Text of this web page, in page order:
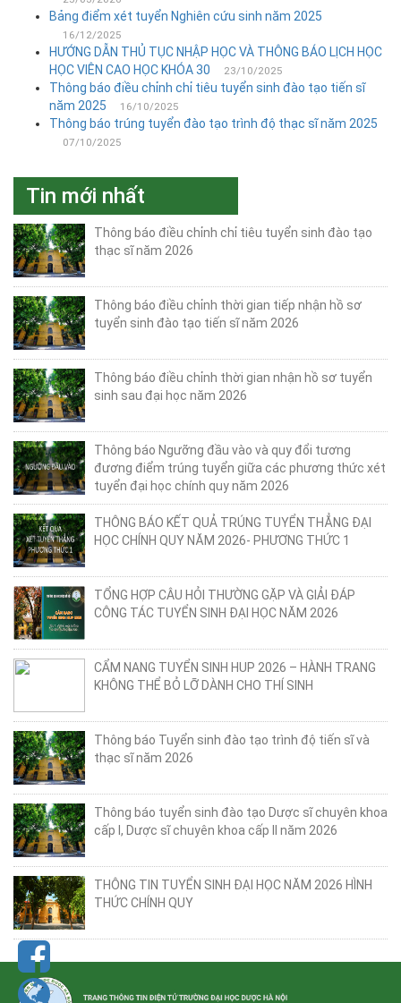
Bảng điểm xét tuyển Nghiên cứu sinh năm 2025
16/12/2025
HƯỚNG DẪN THỦ TỤC NHẬP HỌC VÀ THÔNG BÁO LỊCH HỌC
HỌC VIÊN CAO HỌC KHÓA 30
23/10/2025
Thông báo điều chỉnh chỉ tiêu tuyển sinh đào tạo tiến sĩ
năm 2025
16/10/2025
Thông báo trúng tuyển đào tạo trình độ thạc sĩ năm 2025
07/10/2025
Tin mới nhất
Thông báo điều chỉnh chỉ tiêu tuyển sinh đào tạo
thạc sĩ năm 2026
Thông báo điều chỉnh thời gian tiếp nhận hồ sơ
tuyển sinh đào tạo tiến sĩ năm 2026
Thông báo điều chỉnh thời gian nhận hồ sơ tuyển
sinh sau đại học năm 2026
Thông báo Ngưỡng đầu vào và quy đổi tương
đương điểm trúng tuyển giữa các phương thức xét
tuyển đại học chính quy năm 2026
THÔNG BÁO KẾT QUẢ TRÚNG TUYỂN THẲNG ĐẠI
HỌC CHÍNH QUY NĂM 2026- PHƯƠNG THỨC 1
TỔNG HỢP CÂU HỎI THƯỜNG GẶP VÀ GIẢI ĐÁP
CÔNG TÁC TUYỂN SINH ĐẠI HỌC NĂM 2026
CẨM NANG TUYỂN SINH HUP 2026 – HÀNH TRANG
KHÔNG THỂ BỎ LỠ DÀNH CHO THÍ SINH
Thông báo Tuyển sinh đào tạo trình độ tiến sĩ và
thạc sĩ năm 2026
Thông báo tuyển sinh đào tạo Dược sĩ chuyên khoa
cấp I, Dược sĩ chuyên khoa cấp II năm 2026
THÔNG TIN TUYỂN SINH ĐẠI HỌC NĂM 2026 HÌNH
THỨC CHÍNH QUY